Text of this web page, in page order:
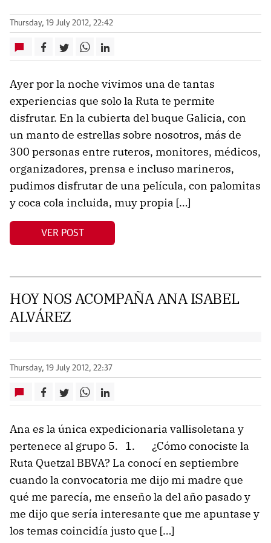
Thursday, 19 July 2012, 22:42
Ayer por la noche vivimos una de tantas
experiencias que solo la Ruta te permite
disfrutar. En la cubierta del buque Galicia, con
un manto de estrellas sobre nosotros, más de
300 personas entre ruteros, monitores, médicos,
organizadores, prensa e incluso marineros,
pudimos disfrutar de una película, con palomitas
y coca cola incluida, muy propia […]
VER POST
HOY NOS ACOMPAÑA ANA ISABEL
ALVÁREZ
Thursday, 19 July 2012, 22:37
Ana es la única expedicionaria vallisoletana y
pertenece al grupo 5. 1. ¿Cómo conociste la
Ruta Quetzal BBVA? La conocí en septiembre
cuando la convocatoria me dijo mi madre que
qué me parecía, me enseño la del año pasado y
me dijo que sería interesante que me apuntase y
los temas coincidía justo que […]